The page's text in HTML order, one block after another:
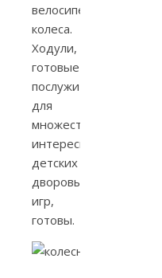
велосипедные
колеса.
Ходули,
готовые
послужить
для
множества
интересных
детских
дворовых
игр,
готовы.